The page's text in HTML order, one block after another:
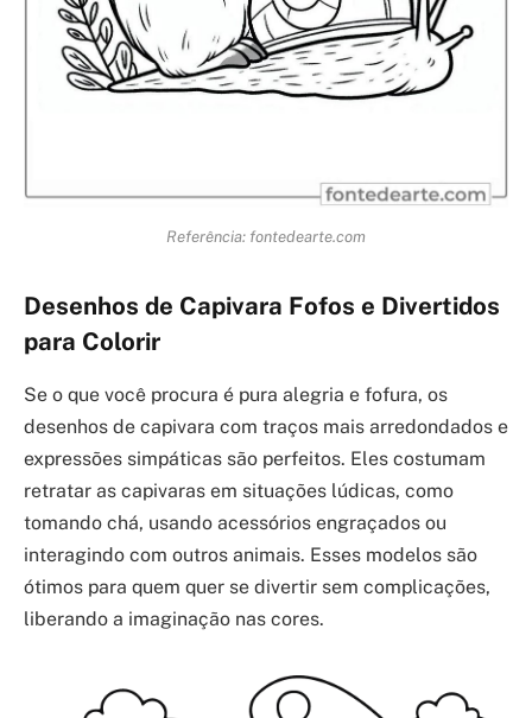
Referência: fontedearte.com
Desenhos de Capivara Fofos e Divertidos
para Colorir
Se o que você procura é pura alegria e fofura, os
desenhos de capivara com traços mais arredondados e
expressões simpáticas são perfeitos. Eles costumam
retratar as capivaras em situações lúdicas, como
tomando chá, usando acessórios engraçados ou
interagindo com outros animais. Esses modelos são
ótimos para quem quer se divertir sem complicações,
liberando a imaginação nas cores.